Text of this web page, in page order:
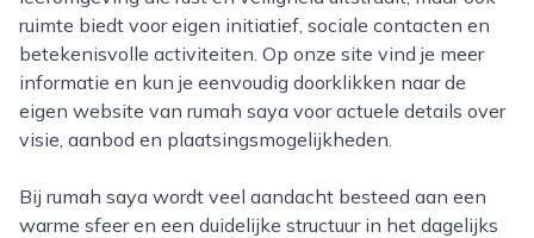
ruimte biedt voor eigen initiatief, sociale contacten en
betekenisvolle activiteiten. Op onze site vind je meer
informatie en kun je eenvoudig doorklikken naar de
eigen website van rumah saya voor actuele details over
visie, aanbod en plaatsingsmogelijkheden.
Bij rumah saya wordt veel aandacht besteed aan een
warme sfeer en een duidelijke structuur in het dagelijks